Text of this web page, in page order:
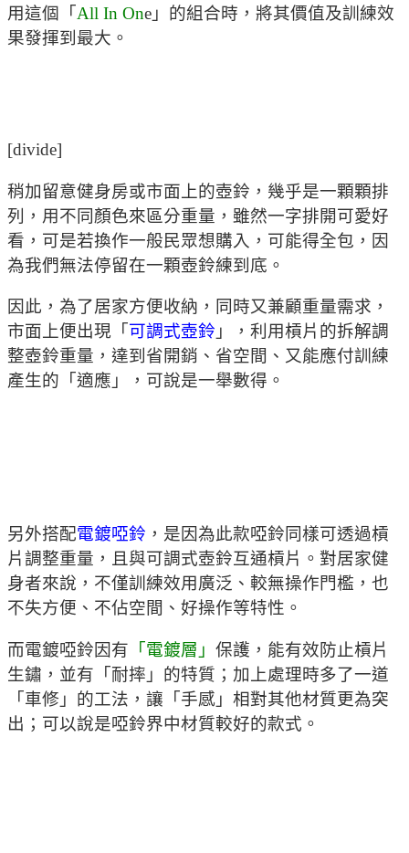
用這個「 All In One」的組合時，將其價值及訓練效
果發揮到最大。
[divide]
稍加留意健身房或市面上的壺鈴，幾乎是一顆顆排
列，用不同顏色來區分重量，雖然一字排開可愛好
看，可是若換作一般民眾想購入，可能得全包，因
為我們無法停留在一顆壺鈴練到底。
因此，為了居家方便收納，同時又兼顧重量需求，
市面上便出現「 可調式壺鈴 」，利用槓片的拆解調
整壺鈴重量，達到省開銷、省空間、又能應付訓練
產生的「適應」，可說是一舉數得。
另外搭配電鍍啞鈴 ，是因為此款啞鈴同樣可透過槓
片調整重量，且與可調式壺鈴互通槓片。對居家健
身者來說，不僅訓練效用廣泛、較無操作門檻，也
不失方便、不佔空間、好操作等特性。
而電鍍啞鈴因有 「電鍍層」 保護，能有效防止槓片
生鏽，並有「耐摔」的特質；加上處理時多了一道
「車修」的工法，讓「手感」相對其他材質更為突
出；可以說是啞鈴界中材質較好的款式。